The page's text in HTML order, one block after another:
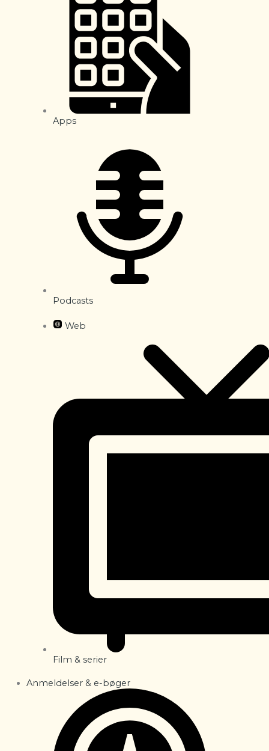
Apps
Podcasts
Web
Film & serier
Anmeldelser & e-bøger